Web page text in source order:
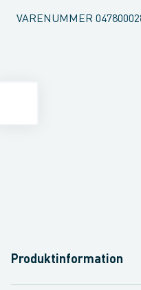
VARENUMMER
Produktinformation